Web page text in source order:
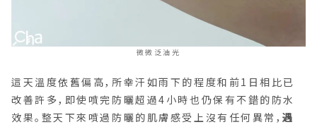
微微泛油光
這天溫度依舊偏高，所幸汗如雨下的程度和前1日相比已
改善許多，即使噴完防曬超過4小時也仍保有不錯的防水
效果。整天下來噴過防曬的肌膚感受上沒有任何異常，遇